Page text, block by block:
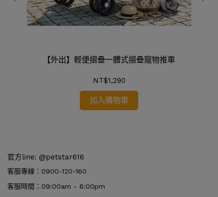
【外出】輕便摺疊一體式摺疊寵物推車
NT$1,290
加入購物車
官方line: @petstar616
客服專線：0900-120-160
客服時間：09:00am - 6:00pm